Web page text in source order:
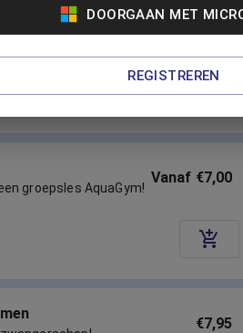
Zumba-moves. Je
zonder je lichaam te
Vanaf €7,00
groepsles AquaGym!
Vanaf €7,00
€7,95
DOORGAAN MET
REGISTREREN